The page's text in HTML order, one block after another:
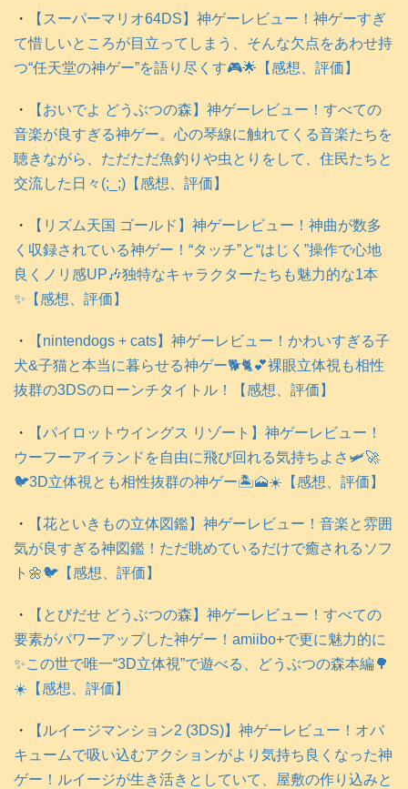
・
【スーパーマリオ64DS】神ゲーレビュー！神ゲーすぎ
て惜しいところが目立ってしまう、そんな欠点をあわせ持
つ“任天堂の神ゲー”を語り尽くす🎮️🌟【感想、評価】
・
【おいでよ どうぶつの森】神ゲーレビュー！すべての
音楽が良すぎる神ゲー。心の琴線に触れてくる音楽たちを
聴きながら、ただただ魚釣りや虫とりをして、住民たちと
交流した日々(;_;)【感想、評価】
・
【リズム天国 ゴールド】神ゲーレビュー！神曲が数多
く収録されている神ゲー！“タッチ”と“はじく”操作で心地
良くノリ感UP🎶独特なキャラクターたちも魅力的な1本
✨【感想、評価】
・
【nintendogs + cats】神ゲーレビュー！かわいすぎる子
犬&子猫と本当に暮らせる神ゲー🐕️🐈️💕裸眼立体視も相性
抜群の3DSのローンチタイトル！【感想、評価】
・
【パイロットウイングス リゾート】神ゲーレビュー！
ウーフーアイランドを自由に飛び回れる気持ちよさ🛩️🚀
🐦️3D立体視とも相性抜群の神ゲー🏝️🗻☀️【感想、評価】
・
【花といきもの立体図鑑】神ゲーレビュー！音楽と雰囲
気が良すぎる神図鑑！ただ眺めているだけで癒されるソフ
ト🌼🐦️【感想、評価】
・
【とびだせ どうぶつの森】神ゲーレビュー！すべての
要素がパワーアップした神ゲー！amiibo+で更に魅力的に
✨この世で唯一“3D立体視”で遊べる、どうぶつの森本編🌳
☀️【感想、評価】
・
【ルイージマンション2 (3DS)】神ゲーレビュー！オバ
キュームで吸い込むアクションがより気持ち良くなった神
ゲー！ルイージが生き活きとしていて、屋敷の作り込みと